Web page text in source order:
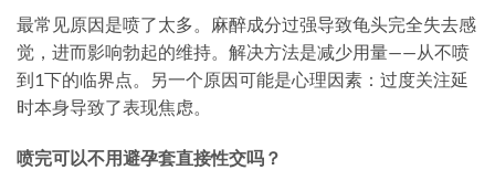
最常见原因是喷了太多。麻醉成分过强导致龟头完全失去感
觉，进而影响勃起的维持。解决方法是减少用量——从不喷
到1下的临界点。另一个原因可能是心理因素：过度关注延
时本身导致了表现焦虑。
喷完可以不用避孕套直接性交吗？